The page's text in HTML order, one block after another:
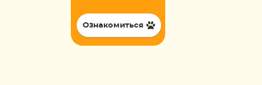
Ознакомиться